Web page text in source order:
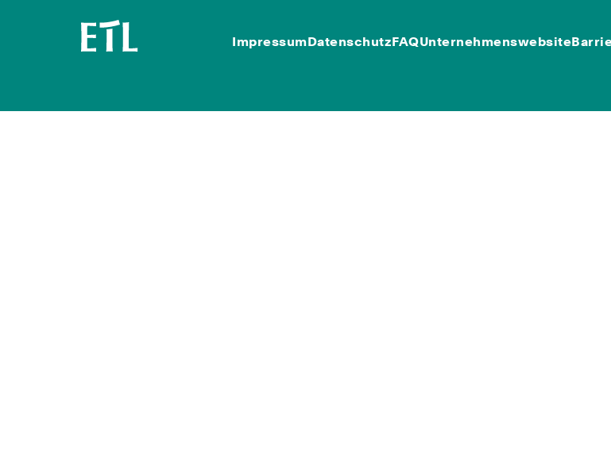
ImpressumDatenschutzFAQUnternehmenswebsite